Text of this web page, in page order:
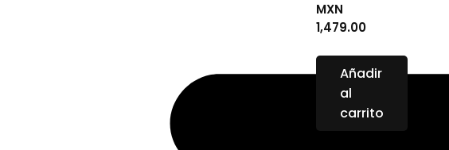
MXN
1,479.00
Añadir
al
carrito